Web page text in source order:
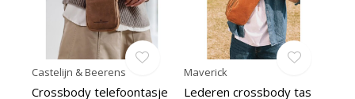
Castelijn & Beerens
Crossbody telefoontasje
Maverick
Lederen crossbody tas